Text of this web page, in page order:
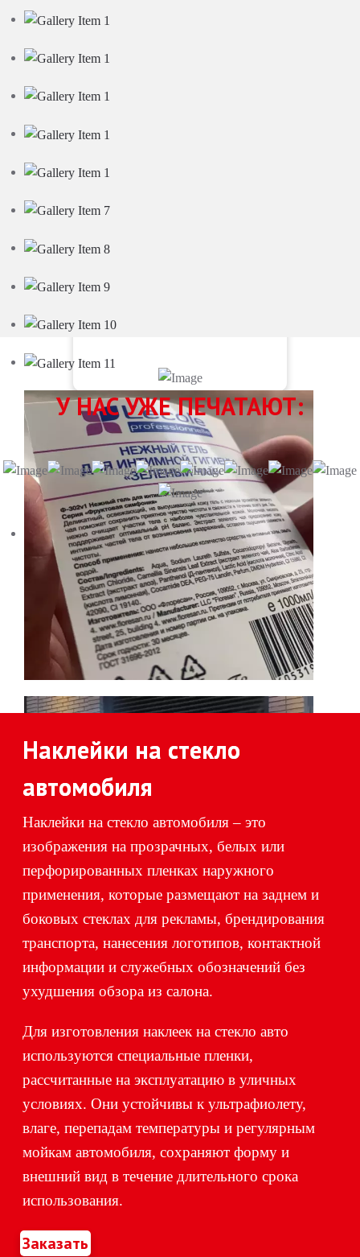
Оплата банковской
безналичный расчет
У НАС УЖЕ ПЕЧАТАЮТ:
Наклейки на стекло
автомобиля
Наклейки на стекло автомобиля – это
изображения на прозрачных, белых или
перфорированных пленках наружного
применения, которые размещают на заднем и
боковых стеклах для рекламы, брендирования
транспорта, нанесения логотипов, контактной
информации и служебных обозначений без
ухудшения обзора из салона.
Для изготовления наклеек на стекло авто
используются специальные пленки,
рассчитанные на эксплуатацию в уличных
условиях. Они устойчивы к ультрафиолету,
влаге, перепадам температуры и регулярным
мойкам автомобиля, сохраняют форму и
внешний вид в течение длительного срока
использования.
Заказать